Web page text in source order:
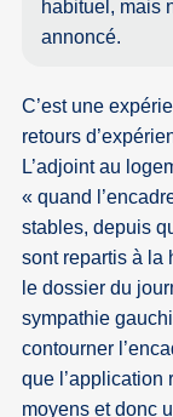
habituel, mais
annoncé.
C’est une
retours
L’adjoint au
« quand
stables, depuis
sont repartis à la
le dossier du
sympathie
contourner
que l’application
moyens et donc